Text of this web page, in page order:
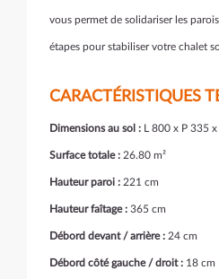
vous permet de solidariser les
étapes pour stabiliser votre chalet
CARACTÉRISTIQUES
Dimensions au sol : L 800 x P 335
Surface totale : 26.80 m²
Hauteur paroi : 221 cm
Hauteur faîtage : 365 cm
Débord devant / arrière : 24 cm
Débord côté gauche / droit : 18 cm